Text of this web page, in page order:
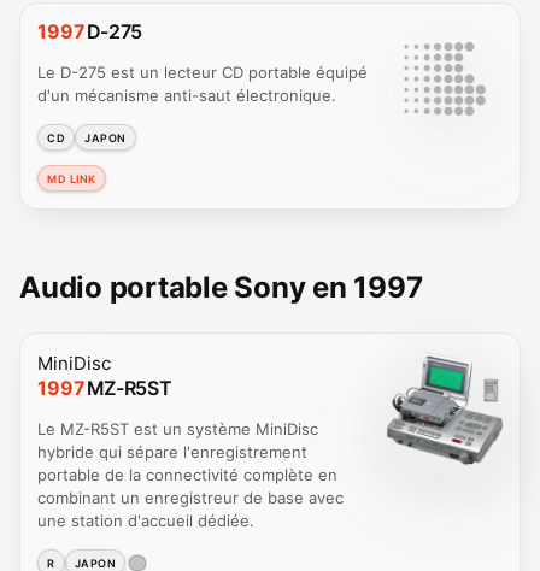
1997D-275
Le D-275 est un lecteur CD portable équipé
d'un mécanisme anti-saut électronique.
CD JAPON
MD LINK
Audio portable Sony en 1997
MiniDisc
1997MZ-R5ST
Le MZ-R5ST est un système MiniDisc
hybride qui sépare l'enregistrement
portable de la connectivité complète en
combinant un enregistreur de base avec
une station d'accueil dédiée.
R JAPON